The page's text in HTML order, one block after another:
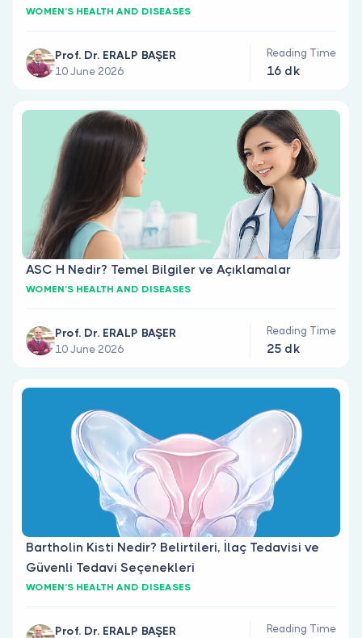
WOMEN’S HEALTH AND DISEASES
Prof. Dr. ERALP BAŞER
10 June 2026
Reading Time
16 dk
ASC H Nedir? Temel Bilgiler ve Açıklamalar
WOMEN’S HEALTH AND DISEASES
Prof. Dr. ERALP BAŞER
10 June 2026
Reading Time
25 dk
Bartholin Kisti Nedir? Belirtileri, İlaç Tedavisi ve
Güvenli Tedavi Seçenekleri
WOMEN’S HEALTH AND DISEASES
Prof. Dr. ERALP BAŞER Reading Time